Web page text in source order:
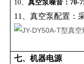
10、真空泵噪音：70-
11、真空泵配置：
七、机器电源